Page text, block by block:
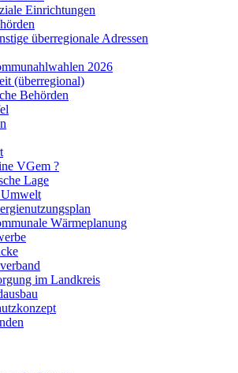
Einrichtungen
überregionale Adressen
2026
(überregional)
Behörden
VGem ?
Lage
Wärmeplanung
im Landkreis